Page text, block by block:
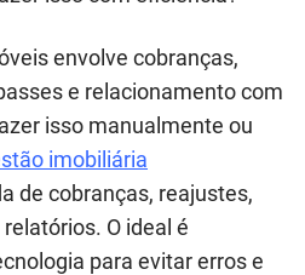
envolve cobranças,
e relacionamento com
isso manualmente ou
imobiliária
de cobranças, reajustes,
O ideal é
para evitar erros e